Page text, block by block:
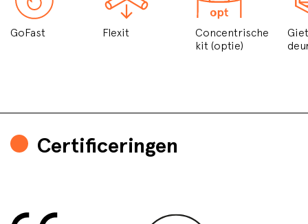
GoFast Flexit
Concentrische
kit (optie)
Certificeringen